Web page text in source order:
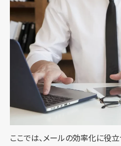
ここでは、メールの効率化に役